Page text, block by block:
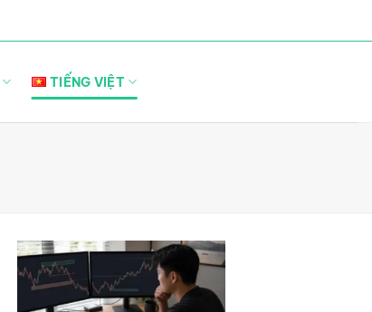
TIẾNG VIỆT